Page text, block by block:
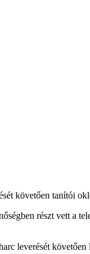
követően tanítói
részt vett a
leverését követően